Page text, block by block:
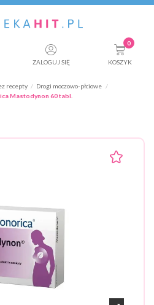
ZALOGUJ SIĘ
0
KOSZYK
recepty
Drogi moczowo-płciowe
Mastodynon 60 tabl.